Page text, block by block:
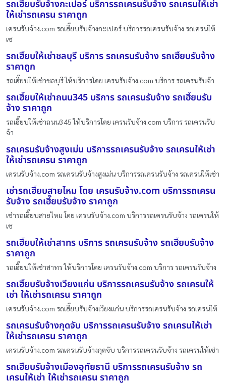
รถเฮี๊ยบรับจ้างกะเปอร์ บริการรถเครนรับจ้าง รถเครนให้เช่า
ให้เช่ารถเครน ราคาถูก
เครนรับจ้าง.com รถเฮี๊ยบรับจ้างกะเปอร์ บริการรถเครนรับจ้าง รถเครนให้
เช
รถเฮี๊ยบให้เช่าชลบุรี บริการ รถเครนรับจ้าง รถเฮี๊ยบรับจ้าง
ราคาถูก
รถเฮี๊ยบให้เช่าชลบุรี ให้บริการโดย เครนรับจ้าง.com บริการ รถเครนรับจ้า
รถเฮี๊ยบให้เช่าถนน345 บริการ รถเครนรับจ้าง รถเฮี๊ยบรับ
จ้าง ราคาถูก
รถเฮี๊ยบให้เช่าถนน345 ให้บริการโดย เครนรับจ้าง.com บริการ รถเครนรับ
จ้า
รถเครนรับจ้างสูงเม่น บริการรถเครนรับจ้าง รถเครนให้เช่า
ให้เช่ารถเครน ราคาถูก
เครนรับจ้าง.com รถเครนรับจ้างสูงเม่น บริการรถเครนรับจ้าง รถเครนให้เช่า
เช่ารถเฮี๊ยบสายไหม โดย เครนรับจ้าง.com บริการรถเครน
รับจ้าง รถเฮี๊ยบรับจ้าง ราคาถูก
เช่ารถเฮี๊ยบสายไหม โดย เครนรับจ้าง.com บริการรถเครนรับจ้าง รถเครนให้
เช
รถเฮี๊ยบให้เช่าสาทร บริการ รถเครนรับจ้าง รถเฮี๊ยบรับจ้าง
ราคาถูก
รถเฮี๊ยบให้เช่าสาทร ให้บริการโดย เครนรับจ้าง.com บริการ รถเครนรับจ้าง
รถเฮี๊ยบรับจ้างเวียงแก่น บริการรถเครนรับจ้าง รถเครนให้
เช่า ให้เช่ารถเครน ราคาถูก
เครนรับจ้าง.com รถเฮี๊ยบรับจ้างเวียงแก่น บริการรถเครนรับจ้าง รถเครนให้
รถเครนรับจ้างกุดจับ บริการรถเครนรับจ้าง รถเครนให้เช่า
ให้เช่ารถเครน ราคาถูก
เครนรับจ้าง.com รถเครนรับจ้างกุดจับ บริการรถเครนรับจ้าง รถเครนให้เช่า
รถเฮี๊ยบรับจ้างเมืองอุทัยธานี บริการรถเครนรับจ้าง รถ
เครนให้เช่า ให้เช่ารถเครน ราคาถูก